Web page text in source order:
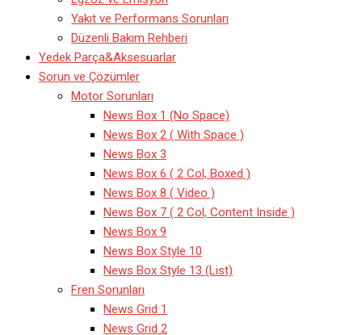
Yakıt ve Performans Sorunları
Düzenli Bakım Rehberi
Yedek Parça&Aksesuarlar
Sorun ve Çözümler
Motor Sorunları
News Box 1 (No Space)
News Box 2 ( With Space )
News Box 3
News Box 6 ( 2 Col, Boxed )
News Box 8 ( Video )
News Box 7 ( 2 Col, Content Inside )
News Box 9
News Box Style 10
News Box Style 13 (List)
Fren Sorunları
News Grid 1
News Grid 2